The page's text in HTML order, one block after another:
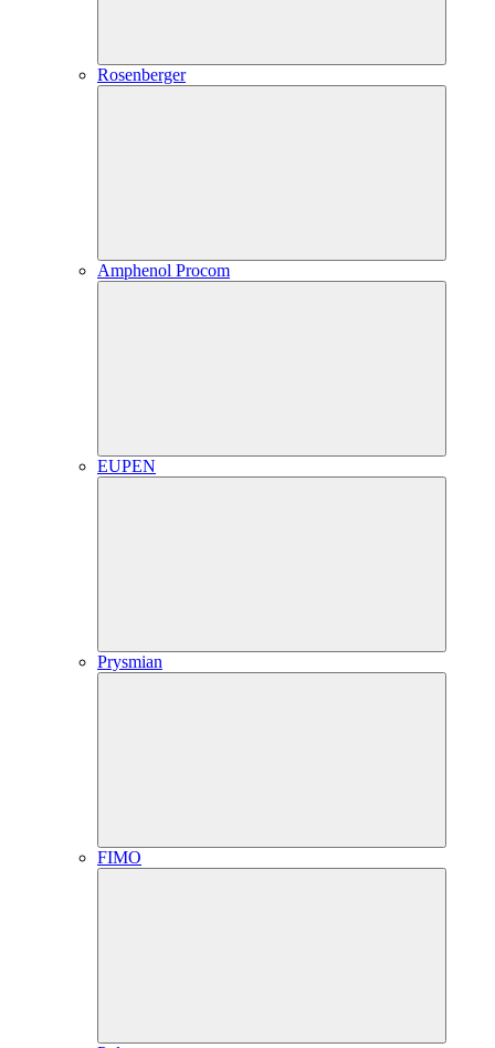
Rosenberger
Amphenol Procom
EUPEN
Prysmian
FIMO